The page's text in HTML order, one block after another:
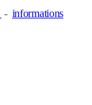
- informations